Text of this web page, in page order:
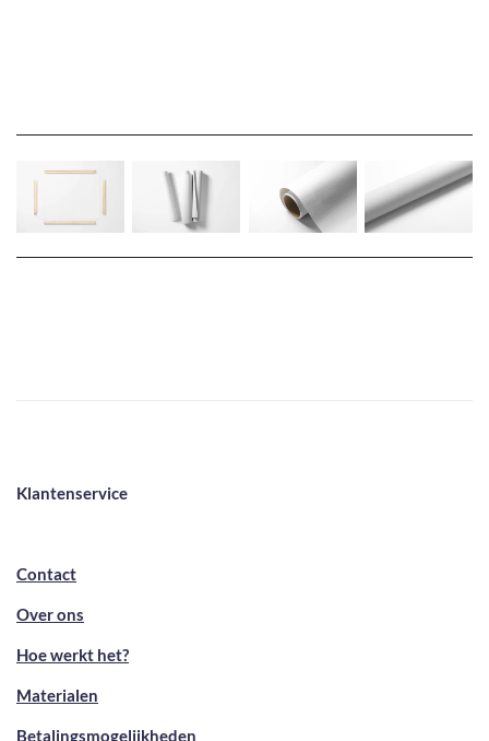
Klantenservice
Contact
Over ons
Hoe werkt het?
Materialen
Betalingsmogelijkheden